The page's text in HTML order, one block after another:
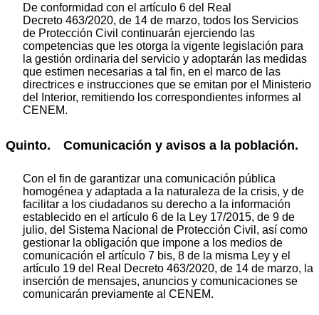
De conformidad con el artículo 6 del Real
Decreto 463/2020, de 14 de marzo, todos los Servicios
de Protección Civil continuarán ejerciendo las
competencias que les otorga la vigente legislación para
la gestión ordinaria del servicio y adoptarán las medidas
que estimen necesarias a tal fin, en el marco de las
directrices e instrucciones que se emitan por el Ministerio
del Interior, remitiendo los correspondientes informes al
CENEM.
Quinto. Comunicación y avisos a la población.
Con el fin de garantizar una comunicación pública
homogénea y adaptada a la naturaleza de la crisis, y de
facilitar a los ciudadanos su derecho a la información
establecido en el artículo 6 de la Ley 17/2015, de 9 de
julio, del Sistema Nacional de Protección Civil, así como
gestionar la obligación que impone a los medios de
comunicación el artículo 7 bis, 8 de la misma Ley y el
artículo 19 del Real Decreto 463/2020, de 14 de marzo, la
inserción de mensajes, anuncios y comunicaciones se
comunicarán previamente al CENEM.